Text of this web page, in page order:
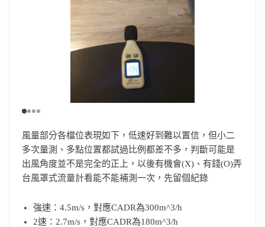
風量部分各檔位表現如下，低速好到難以置信，但小二
多次量測、多點位置都試過比例都差不多，判斷可能是
出風角度並不是完全的正上，以後有機會(X)、有錢(O)弄
台風罩式流量計看能不能補測一次，先留個紀錄
強速：4.5m/s，對應CADR為300m^3/h
2速：2.7m/s，對應CADR為180m^3/h